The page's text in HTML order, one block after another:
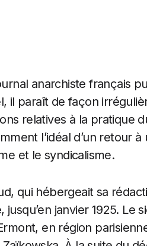
anarchiste français
il paraît de façon
relatives à la pratique
l’idéal d’un retour à
et le syndicalisme.
qui hébergeait sa
janvier 1925. Le
en région